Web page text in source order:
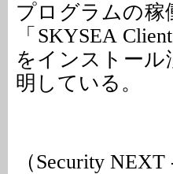
プログラムの稼
「SKYSEA
をインストー
明している。
（Security NEXT